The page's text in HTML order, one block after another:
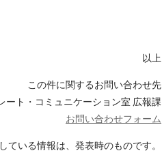
以上
この件に関するお問い合わせ先
ート・コミュニケーション室 広報課
お問い合わせフォーム
ている情報は、発表時のものです。